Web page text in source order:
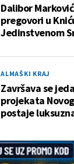
Dalibor
pregovori u
Jedinstvenom
ALMAŠKI KRAJ
Završava se
projekata
postaje